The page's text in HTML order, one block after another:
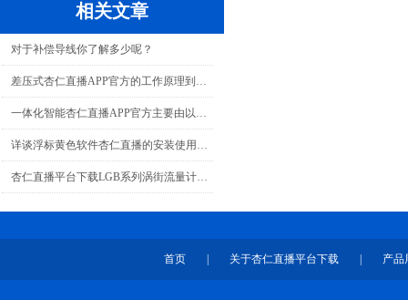
相关文章
对于补偿导线你了解多少呢？
差压式杏仁直播APP官方的工作原理到底是怎样的？
一体化智能杏仁直播APP官方主要由以下几个部分组成
详谈浮标黄色软件杏仁直播的安装使用及注意事项
杏仁直播平台下载LGB系列涡街流量计在工厂流量测量中的应用
首页 关于杏仁直播平台下载 产品